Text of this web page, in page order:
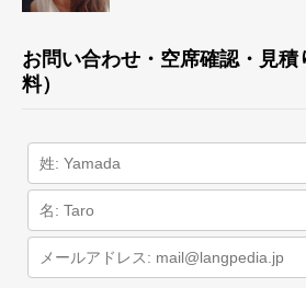
お問い合わせ・空席確認・見積
料）